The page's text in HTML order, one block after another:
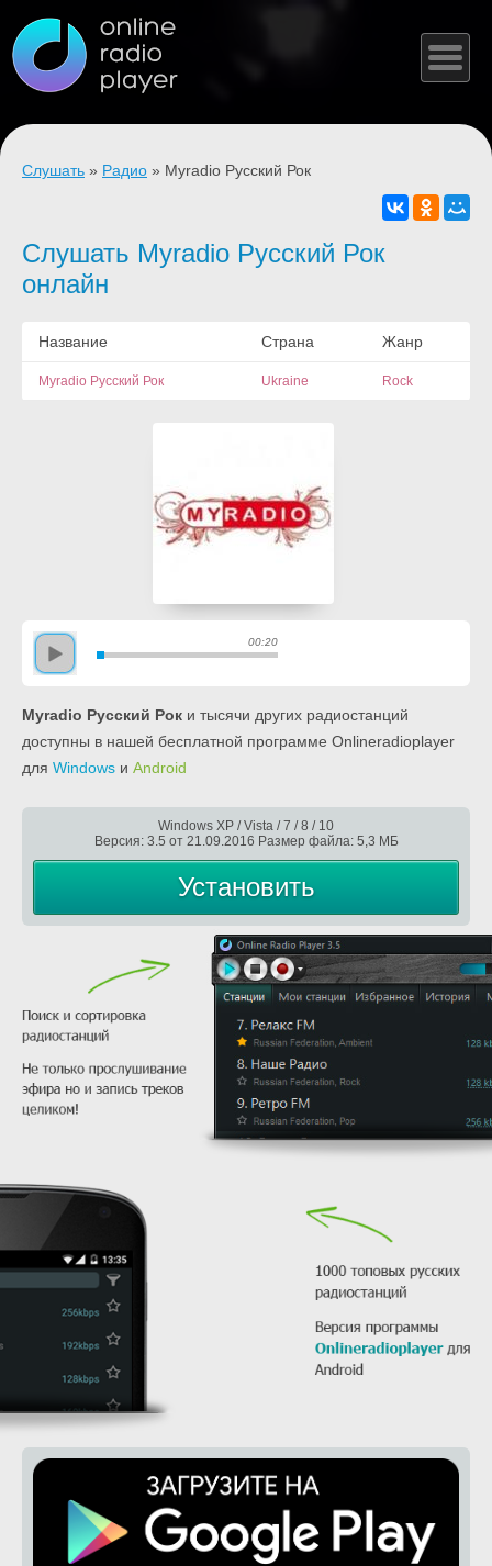
Слушать » Радио » Myradio Русский Рок
Слушать Myradio Русский Рок
онлайн
Название Страна Жанр
Myradio Русский Рок Ukraine Rock
00:20
Myradio Русский Рок и тысячи других радиостанций
доступны в нашей бесплатной программе Onlineradioplayer
для Windows и Android
Windows XP / Vista / 7 / 8 / 10
Версия: 3.5 от 21.09.2016 Размер файла: 5,3 МБ
Установить